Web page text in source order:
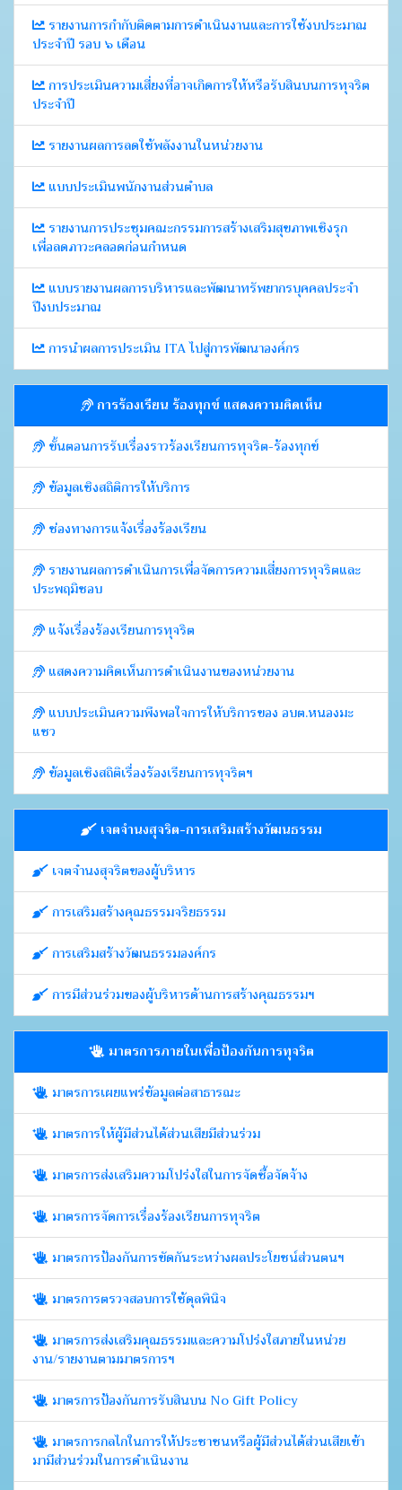
รายงานการกำกับติดตามการดำเนินงานและการใช้งบประมาณ
ประจำปี รอบ ๖ เดือน
การประเมินความเสี่ยงที่อาจเกิดการให้หรือรับสินบนการทุจริต
ประจำปี
รายงานผลการลดใช้พลังงานในหน่วยงาน
แบบประเมินพนักงานส่วนตำบล
รายงานการประชุมคณะกรรมการสร้างเสริมสุขภาพเชิงรุก
เพื่อลดภาวะคลอดก่อนกำหนด
แบบรายงานผลการบริหารและพัฒนาทรัพยากรบุคคลประจำ
ปีงบประมาณ
การนำผลการประเมิน ITA ไปสู่การพัฒนาองค์กร
การร้องเรียน ร้องทุกข์ แสดงความคิดเห็น
ขั้นตอนการรับเรื่องราวร้องเรียนการทุจริต-ร้องทุกข์
ข้อมูลเชิงสถิติการให้บริการ
ช่องทางการแจ้งเรื่องร้องเรียน
รายงานผลการดำเนินการเพื่อจัดการความเสี่ยงการทุจริตและ
ประพฤมิชอบ
แจ้งเรื่องร้องเรียนการทุจริต
แสดงความคิดเห็นการดำเนินงานของหน่วยงาน
แบบประเมินความพึงพอใจการให้บริการของ อบต.หนองมะ
แซว
ข้อมูลเชิงสถิติเรื่องร้องเรียนการทุจริตฯ
เจตจำนงสุจริต-การเสริมสร้างวัฒนธรรม
เจตจำนงสุจริตของผู้บริหาร
การเสริมสร้างคุณธรรมจริยธรรม
การเสริมสร้างวัฒนธรรมองค์กร
การมีส่วนร่วมของผู้บริหารด้านการสร้างคุณธรรมฯ
มาตรการภายในเพื่อป้องกันการทุจริต
มาตรการเผยแพร่ข้อมูลต่อสาธารณะ
มาตรการให้ผู้มีส่วนได้ส่วนเสียมีส่วนร่วม
มาตรการส่งเสริมความโปร่งใสในการจัดซื้อจัดจ้าง
มาตรการจัดการเรื่องร้องเรียนการทุจริต
มาตรการป้องกันการขัดกันระหว่างผลประโยชน์ส่วนตนฯ
มาตรการตรวจสอบการใช้ดุลพินิจ
มาตรการส่งเสริมคุณธรรมและความโปร่งใสภายในหน่วย
งาน/รายงานตามมาตรการฯ
มาตรการป้องกันการรับสินบน No Gift Policy
มาตรการกลไกในการให้ประชาชนหรือผู้มีส่วนได้ส่วนเสียเข้า
มามีส่วนร่วมในการดำเนินงาน